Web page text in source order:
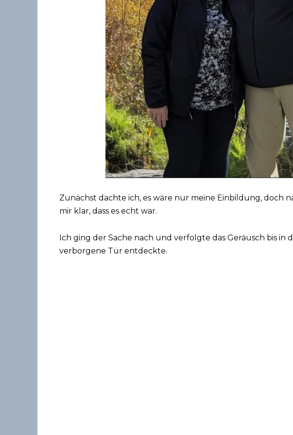
Zunächst dachte ich, es wäre nur meine Einbildung, doch
mir klar, dass es echt war.
Ich ging der Sache nach und verfolgte das Geräusch bis in
verborgene Tür entdeckte.